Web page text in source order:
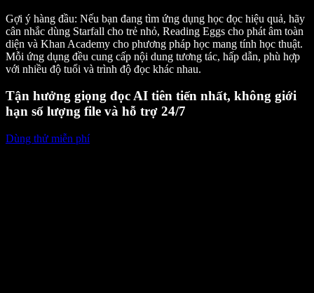
Gợi ý hàng đầu: Nếu bạn đang tìm ứng dụng học đọc hiệu quả, hãy
cân nhắc dùng Starfall cho trẻ nhỏ, Reading Eggs cho phát âm toàn
diện và Khan Academy cho phương pháp học mang tính học thuật.
Mỗi ứng dụng đều cung cấp nội dung tương tác, hấp dẫn, phù hợp
với nhiều độ tuổi và trình độ đọc khác nhau.
Tận hưởng giọng đọc AI tiên tiến nhất, không giới
hạn số lượng file và hỗ trợ 24/7
Dùng thử miễn phí